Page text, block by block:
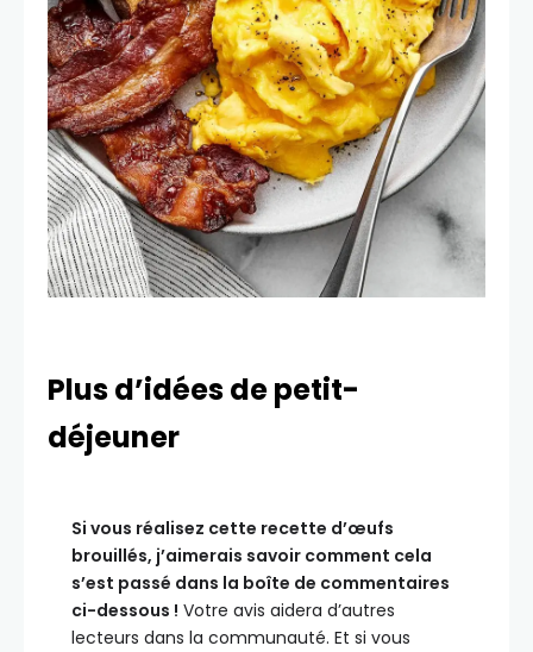
Plus d’idées de petit-
déjeuner
Si vous réalisez cette recette d’œufs
brouillés, j’aimerais savoir comment cela
s’est passé dans la boîte de commentaires
ci-dessous ! Votre avis aidera d’autres
lecteurs dans la communauté. Et si vous